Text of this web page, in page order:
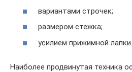
вариантами строчек;
размером стежка;
усилием прижимной лапки.
Наиболее продвинутая техника